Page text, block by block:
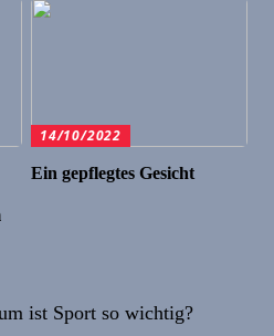
14/10/2022
Ein gepflegtes Gesicht
ist Sport so wichtig?